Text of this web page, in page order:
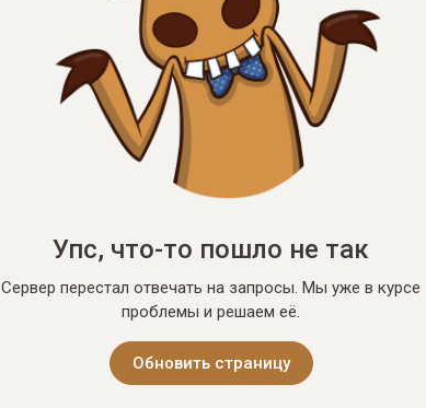
Упс, что-то пошло не так
Сервер перестал отвечать на запросы. Мы уже в курсе
проблемы и решаем её.
Обновить страницу